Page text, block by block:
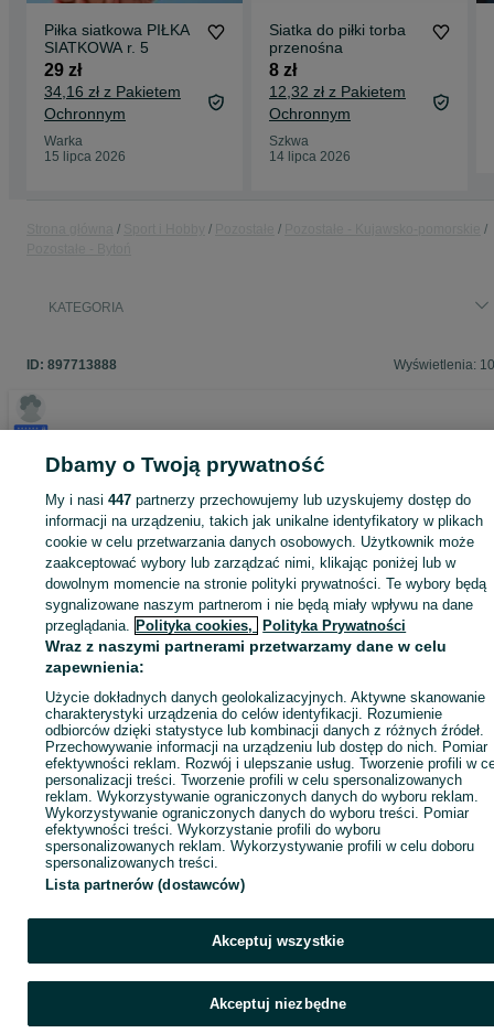
Piłka siatkowa PIŁKA
SIATKOWA r. 5
29 zł
34,16 zł z Pakietem
Ochronnym
Warka
15 lipca 2026
Siatka do piłki torba
przenośna
8 zł
12,32 zł z Pakietem
Ochronnym
Szkwa
14 lipca 2026
KATEGORIA
ID: 897713888 Wyświetlenia:
Zaloguj się lub załóż konto na OLX, aby skontaktować się z
Zaloguj się / Załóż konto
Wyślij wiadomość Kup
Dbamy o Twoją prywatność
My i nasi447 partnerzy przechowujemy lub uzyskujemy dostęp do
informacji na urządzeniu, takich jak unikalne identyfikatory w plikach
cookie w celu przetwarzania danych osobowych. Użytkownik może
zaakceptować wybory lub zarządzać nimi, klikając poniżej lub w
dowolnym momencie na stronie polityki prywatności. Te wybory będą
sygnalizowane naszym partnerom i nie będą miały wpływu na dane
przeglądania. Polityka cookies, Polityka Prywatności
Wraz z naszymi partnerami przetwarzamy dane w celu
zapewnienia:
Użycie dokładnych danych geolokalizacyjnych. Aktywne skanowanie
charakterystyki urządzenia do celów identyfikacji. Rozumienie
odbiorców dzięki statystyce lub kombinacji danych z różnych źródeł.
Przechowywanie informacji na urządzeniu lub dostęp do nich. Pomiar
efektywności reklam. Rozwój i ulepszanie usług. Tworzenie profili w
personalizacji treści. Tworzenie profili w celu spersonalizowanych
reklam. Wykorzystywanie ograniczonych danych do wyboru reklam.
Wykorzystywanie ograniczonych danych do wyboru treści. Pomiar
efektywności treści. Wykorzystanie profili do wyboru
spersonalizowanych reklam. Wykorzystywanie profili w celu doboru
spersonalizowanych treści.
Lista partnerów (dostawców)
Akceptuj wszystkie
Akceptuj niezbędne